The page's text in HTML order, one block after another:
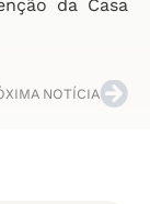
da Casa
NOTÍCIA